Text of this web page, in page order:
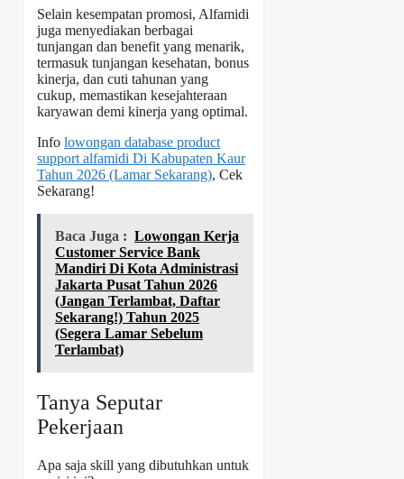
Selain kesempatan promosi, Alfamidi
juga menyediakan berbagai
tunjangan dan benefit yang menarik,
termasuk tunjangan kesehatan, bonus
kinerja, dan cuti tahunan yang
cukup, memastikan kesejahteraan
karyawan demi kinerja yang optimal.
Info lowongan database product
support alfamidi Di Kabupaten Kaur
Tahun 2026 (Lamar Sekarang), Cek
Sekarang!
Baca Juga : Lowongan Kerja
Customer Service Bank
Mandiri Di Kota Administrasi
Jakarta Pusat Tahun 2026
(Jangan Terlambat, Daftar
Sekarang!) Tahun 2025
(Segera Lamar Sebelum
Terlambat)
Tanya Seputar
Pekerjaan
Apa saja skill yang dibutuhkan untuk